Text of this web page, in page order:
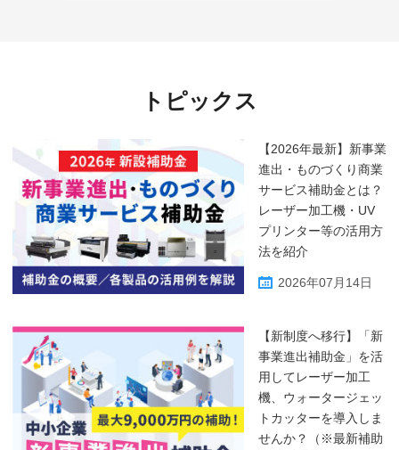
トピックス
【2026年最新】新事業
進出・ものづくり商業
サービス補助金とは？
レーザー加工機・UV
プリンター等の活用方
法を紹介
2026年07月14日
【新制度へ移行】「新
事業進出補助金」を活
用してレーザー加工
機、ウォータージェッ
トカッターを導入しま
せんか？（※最新補助